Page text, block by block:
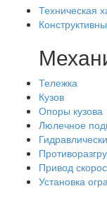
Техническая
Тележка
Кузов
Опоры кузова
Люлечное
Привод
Установка